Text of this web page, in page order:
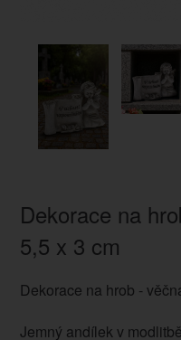
Dekorace na
5,5 x 3 cm
Dekorace na hrob -
Jemný andílek v